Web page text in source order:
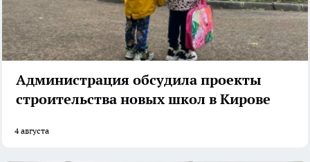
Администрация обсудила проекты
строительства новых школ в Кирове
4 августа